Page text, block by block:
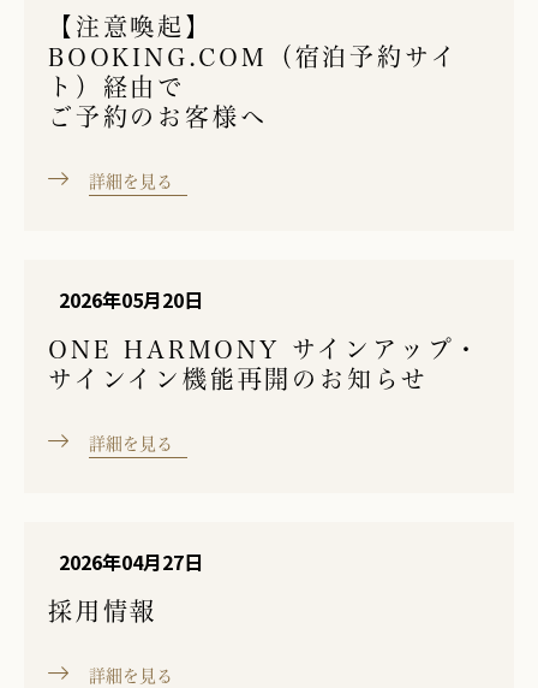
【注意喚起】
BOOKING.COM（宿泊予約サイ
ト）経由で
ご予約のお客様へ
詳細を見る
ONE HARMONY サインアップ・
サインイン機能再開のお知らせ
詳細を見る
2026年05月20日
採用情報
詳細を見る
2026年04月27日